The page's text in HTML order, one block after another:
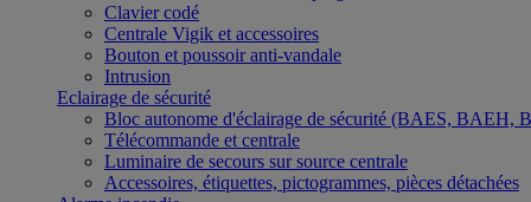
Clavier codé
Centrale Vigik et accessoires
Bouton et poussoir anti-vandale
Intrusion
Eclairage de sécurité
Bloc autonome d'éclairage de sécurité (BAES,
Télécommande et centrale
Luminaire de secours sur source centrale
Accessoires, étiquettes, pictogrammes, pièces détachées